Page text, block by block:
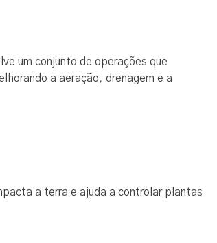
um conjunto de operações que
a aeração, drenagem e a
a terra e ajuda a controlar plantas